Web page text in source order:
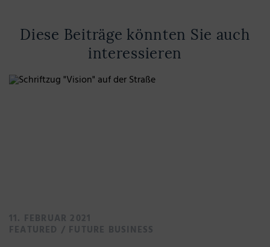
Diese Beiträge könnten Sie auch
interessieren
11. FEBRUAR 2021
FEATURED / FUTURE BUSINESS